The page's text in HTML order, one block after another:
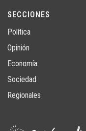
SECCIONES
Política
Opinión
Economía
Sociedad
Regionales